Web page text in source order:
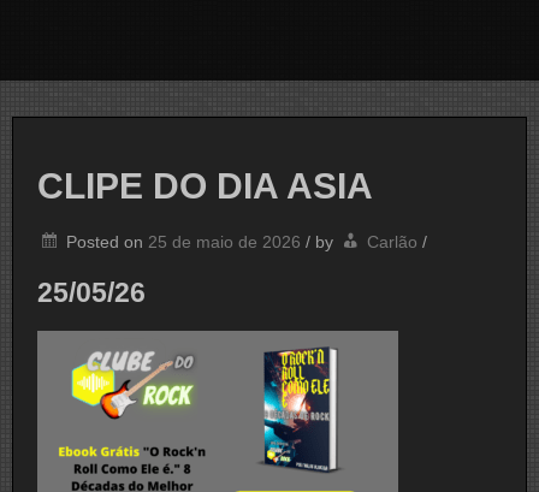
CLIPE DO DIA ASIA
Posted on 25 de maio de 2026 / by Carlão /
25/05/26